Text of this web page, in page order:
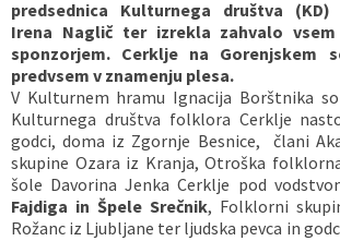
predsednica Kulturnega društva
Irena Naglič ter izrekla zahvalo
sponzorjem. Cerklje na Gorenjskem
predvsem v znamenju plesa.
V Kulturnem hramu Ignacija Borštnika
Kulturnega društva folklora Cerklje
godci, doma iz Zgornje Besnice, člani
skupine Ozara iz Kranja, Otroška
šole Davorina Jenka Cerklje pod
Fajdiga in Špele Srečnik, Folklorni
Rožanc iz Ljubljane ter ljudska pevca in
Medobčinski inšpektorat
Gasilstvo, zaščita in reševanje